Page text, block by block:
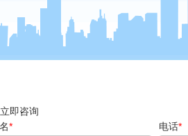
立即咨询
* 电话*